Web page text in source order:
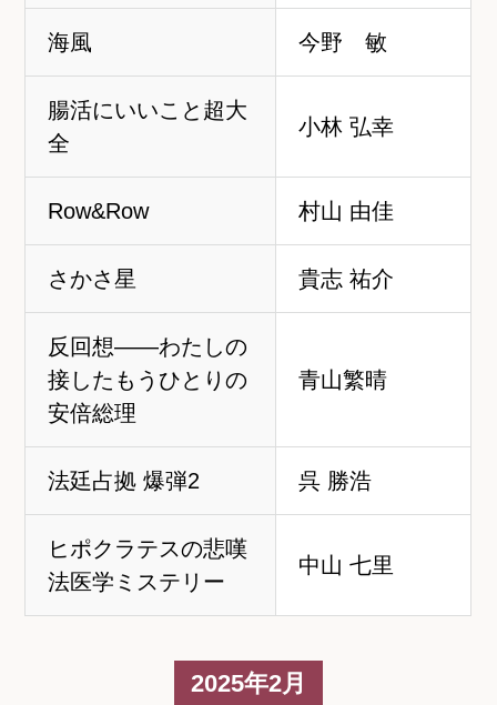
海風 今野 敏
腸活にいいこと超大
全
小林 弘幸
Row&Row 村山 由佳
さかさ星 貴志 祐介
反回想――わたしの
接したもうひとりの
安倍総理
青山繁晴
法廷占拠 爆弾2 呉 勝浩
ヒポクラテスの悲嘆
法医学ミステリー
中山 七里
2025年2月